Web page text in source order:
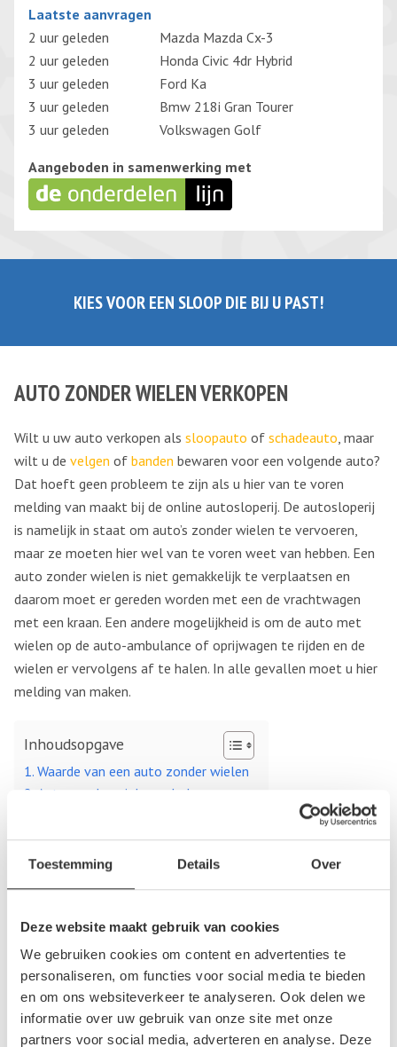
Toestemming Details Over
Deze website maakt gebruik van cookies
We gebruiken cookies om content en advertenties te
personaliseren, om functies voor social media te bieden
en om ons websiteverkeer te analyseren. Ook delen we
informatie over uw gebruik van onze site met onze
partners voor social media, adverteren en analyse. Deze
Gelieve dit veld leeg te laten.
Laatste aanvragen
2 uur geleden
Mazda Mazda Cx-3
2 uur geleden
Honda Civic 4dr Hybrid
3 uur geleden
Ford Ka
3 uur geleden
Bmw 218i Gran Tourer
3 uur geleden
Volkswagen Golf
Aangeboden in samenwerking met
KIES VOOR EEN SLOOP DIE BIJ U PAST!
AUTO ZONDER WIELEN VERKOPEN
Wilt u uw auto verkopen als sloopauto of schadeauto, maar
wilt u de velgen of banden bewaren voor een volgende auto?
Dat hoeft geen probleem te zijn als u hier van te voren
melding van maakt bij de online autosloperij. De autosloperij
is namelijk in staat om auto’s zonder wielen te vervoeren,
maar ze moeten hier wel van te voren weet van hebben. Een
auto zonder wielen is niet gemakkelijk te verplaatsen en
daarom moet er gereden worden met een de vrachtwagen
met een kraan. Een andere mogelijkheid is om de auto met
wielen op de auto-ambulance of oprijwagen te rijden en de
wielen er vervolgens af te halen. In alle gevallen moet u hier
melding van maken.
Inhoudsopgave
Waarde van een auto zonder wielen
Auto zonder wielen ophalen
Waarde van een auto zonder wielen
De waarde van een auto zonder wielen is net wat lager dan
kost om deze auto op te halen, is de vergoeding iets lager.
Bovendien zijn de wielen, die normaliter door de sloper
kunnen worden verkocht, niet aanwezig. Ook dat beïnvloed de
prijs. Voor de rest wordt de auto beoordeelt op dezelfde
punten als een auto met wielen wordt beoordeeld.